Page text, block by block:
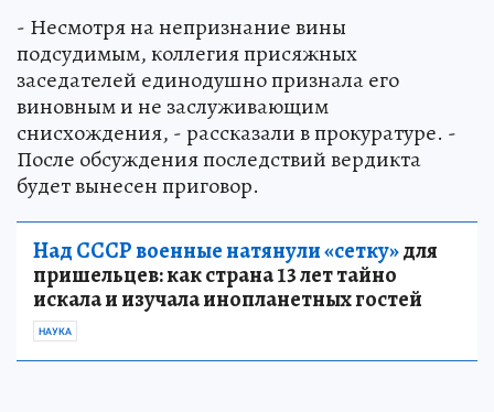
- Несмотря на непризнание вины
подсудимым, коллегия присяжных
заседателей единодушно признала его
виновным и не заслуживающим
снисхождения, - рассказали в прокуратуре. -
После обсуждения последствий вердикта
будет вынесен приговор.
Над СССР военные натянули «сетку»для
пришельцев: как страна 13 лет тайно
искала и изучала инопланетных гостей
НАУКА